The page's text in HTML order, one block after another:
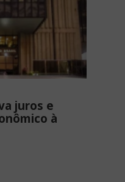
juros e
à